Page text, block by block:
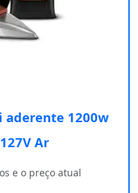
aderente 1200w
Ar
e o preço atual